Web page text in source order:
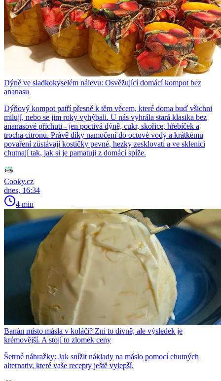
Dýně ve sladkokyselém nálevu: Osvěžující domácí kompot bez
ananasu
Dýňový kompot patří přesně k těm věcem, které doma buď všichni
milují, nebo se jim roky vyhýbali. U nás vyhrála stará klasika bez
ananasové příchuti - jen poctivá dýně, cukr, skořice, hřebíček a
trocha citronu. Právě díky namočení do octové vody a krátkému
povaření zůstávají kostičky pevné, hezky zesklovatí a ve sklenici
chutnají tak, jak si je pamatuji z domácí spíže.
Cooky.cz
dnes, 16:34
4 min
Banán místo másla v koláči? Zní to divně, ale výsledek je
krémovější. A stojí to zlomek ceny
Šetrné náhražky: Jak snížit náklady na máslo pomocí chutných
alternativ, které vaše recepty ještě vylepší.